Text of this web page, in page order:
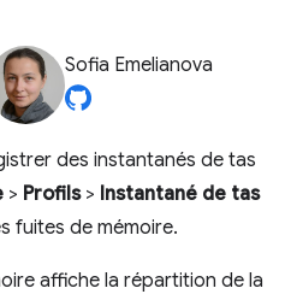
Sofia Emelianova
des instantanés de tas
> Profils> Instantané de tas
fuites de mémoire.
affiche la répartition de la